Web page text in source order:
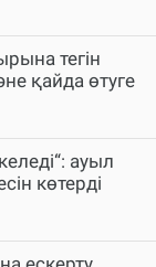
тегін
қайда өтуге
ауыл
көтерді